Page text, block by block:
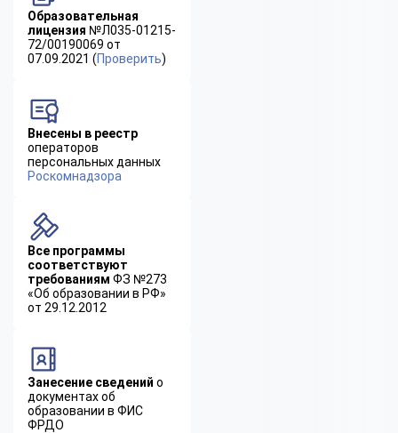
Образовательная
лицензия №Л035-01215-
72/00190069 от
07.09.2021 (Проверить)
Внесены в реестр
операторов
персональных данных
Роскомнадзора
Все программы
соответствуют
требованиям ФЗ №273
«Об образовании в РФ»
от 29.12.2012
Занесение сведений о
документах об
образовании в ФИС
ФРДО